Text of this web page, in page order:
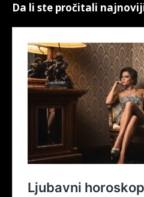
Da li ste pročitali